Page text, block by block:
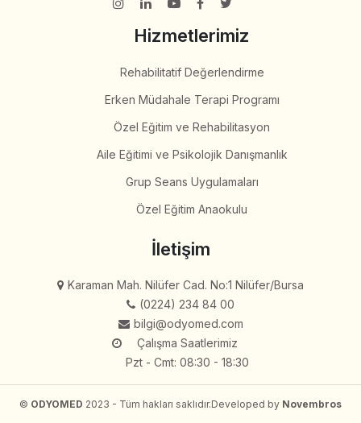
Hizmetlerimiz
Rehabilitatif Değerlendirme
Erken Müdahale Terapi Programı
Özel Eğitim ve Rehabilitasyon
Aile Eğitimi ve Psikolojik Danışmanlık
Grup Seans Uygulamaları
Özel Eğitim Anaokulu
İletişim
Karaman Mah. Nilüfer Cad. No:1 Nilüfer/Bursa
(0224) 234 84 00
bilgi@odyomed.com
Çalışma Saatlerimiz
Pzt - Cmt: 08:30 - 18:30